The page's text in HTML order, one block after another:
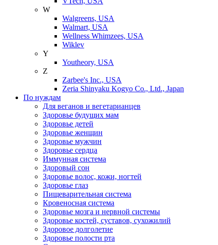
W
Walgreens, USA
Walmart, USA
Wellness Whimzees, USA
Wiklev
Y
Youtheory, USA
Z
Zarbee's Inc., USA
Zeria Shinyaku Kogyo Co., Ltd., Japan
По нуждам
Для веганов и вегетарианцев
Здоровье будущих мам
Здоровье детей
Здоровье женщин
Здоровье мужчин
Здоровье сердца
Иммунная система
Здоровый сон
Здоровье волос, кожи, ногтей
Здоровье глаз
Пищеварительная система
Кровеносная система
Здоровье мозга и нервной системы
Здоровье костей, суставов, сухожилий
Здоровое долголетие
Здоровье полости рта